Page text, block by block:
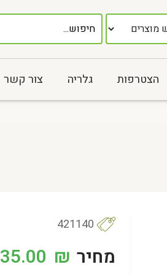
הצטרפות גלריה צור קשר
421140
מחיר 35.00 ₪